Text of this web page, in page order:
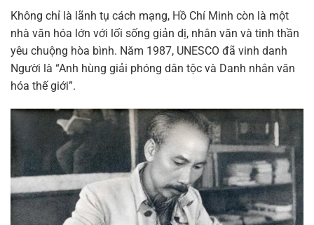
Không chỉ là lãnh tụ cách mạng, Hồ Chí Minh còn là một
nhà văn hóa lớn với lối sống giản dị, nhân văn và tinh thần
yêu chuộng hòa bình. Năm 1987, UNESCO đã vinh danh
Người là “Anh hùng giải phóng dân tộc và Danh nhân văn
hóa thế giới”.